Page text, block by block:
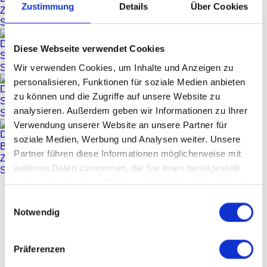
Zustimmung Details Über Cookies
Diese Webseite verwendet Cookies
Wir verwenden Cookies, um Inhalte und Anzeigen zu
personalisieren, Funktionen für soziale Medien anbieten
zu können und die Zugriffe auf unsere Website zu
analysieren. Außerdem geben wir Informationen zu Ihrer
Verwendung unserer Website an unsere Partner für
soziale Medien, Werbung und Analysen weiter. Unsere
Partner führen diese Informationen möglicherweise mit
weiteren Daten zusammen, die Sie ihnen bereitgestellt
haben oder die sie im Rahmen Ihrer Nutzung der Dienste
Notwendig
Präferenzen
JAMIROQUAI
MEHR
AM GLEICHEN ABEND
ROY AYERS
LINE-UP
Jason Kay